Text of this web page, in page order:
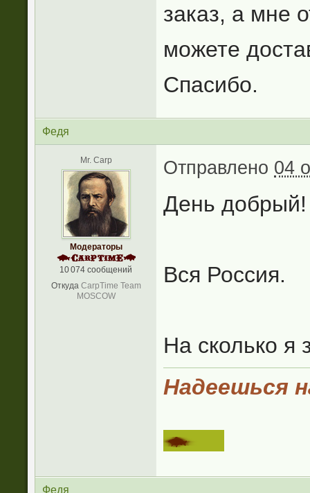
заказ, а мне
можете
Спасибо.
Федя
Mr. Carp
Модераторы
10 074 сообщений
Откуда CarpTime Team
MOSCOW
Отправлено 04
День добрый!
Вся Россия.
На сколько
Надеешься
Федя